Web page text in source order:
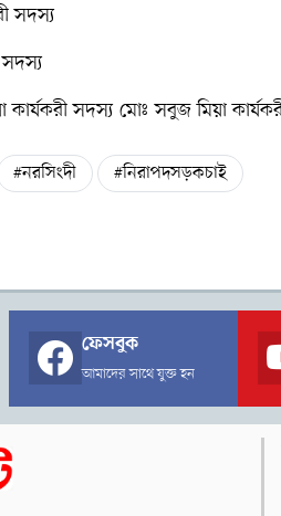
সদস্য
সদস্য
সদস্য মোঃ সবুজ মিয়া
#নরসিংদী #নিরাপদসড়কচাই
ফেসবুক
আমাদের সাথে যুক্ত হন